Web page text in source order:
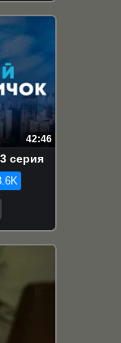
42:46
серия